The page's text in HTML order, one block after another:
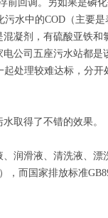
前回调。另如果是磷
水中的COD（主要
凝剂，有硫酸亚铁
公司五座污水站都
处理较难达标，分开
取得了不错的效果。
润滑液、清洗液、漂
，而国家排放标准